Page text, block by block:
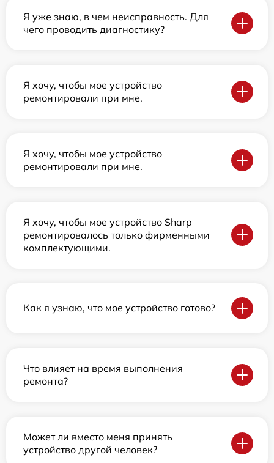
Я уже знаю, в чем неисправность. Для
чего проводить диагностику?
Я хочу, чтобы мое устройство
ремонтировали при мне.
Я хочу, чтобы мое устройство
ремонтировали при мне.
Я хочу, чтобы мое устройство Sharp
ремонтировалось только фирменными
комплектующими.
Как я узнаю, что мое устройство готово?
Что влияет на время выполнения
ремонта?
Может ли вместо меня принять
устройство другой человек?